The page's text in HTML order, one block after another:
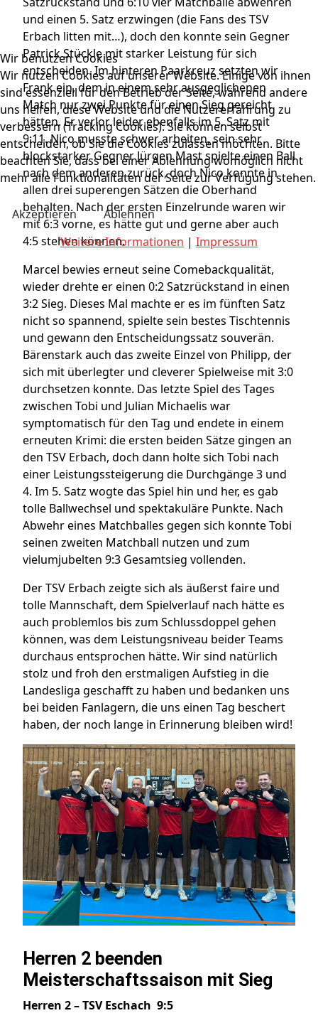
und einen 5. Satz erzwingen (die Fans des TSV
Erbach litten mit…), doch den konnte sein Gegner
Patrick Stückle mit starker Leistung für sich
entscheiden. Im hinteren Paarkreuz setzten wir
Frank ein, dem in einem sehr ausgeglichenen
Match nur zwei Punkte für einen Sieg gereicht
hätten. Er verlor leider ebenfalls im 5. Satz mit
9:11. Nico musste schwer arbeiten, sein sehr
blockstarker Gegner Jürgen Mast spielte einen Ball
nach dem anderen zurück, doch Nico konnte in
allen drei superengen Sätzen die Oberhand
behalten. Nach der ersten Einzelrunde waren wir
mit 6:3 vorne, es hätte gut und gerne aber auch
4:5 stehen können.
Marcel bewies erneut seine Comebackqualität,
wieder drehte er einen 0:2 Satzrückstand in einen
3:2 Sieg. Dieses Mal machte er es im fünften Satz
nicht so spannend, spielte sein bestes Tischtennis
und gewann den Entscheidungssatz souverän.
Bärenstark auch das zweite Einzel von Philipp, der
sich mit überlegter und cleverer Spielweise mit 3:0
durchsetzen konnte. Das letzte Spiel des Tages
zwischen Tobi und Julian Michaelis war
symptomatisch für den Tag und endete in einem
erneuten Krimi: die ersten beiden Sätze gingen an
den TSV Erbach, doch dann holte sich Tobi nach
einer Leistungssteigerung die Durchgänge 3 und
4. Im 5. Satz wogte das Spiel hin und her, es gab
tolle Ballwechsel und spektakuläre Punkte. Nach
Abwehr eines Matchballes gegen sich konnte Tobi
seinen zweiten Matchball nutzen und zum
vielumjubelten 9:3 Gesamtsieg vollenden.
Der TSV Erbach zeigte sich als äußerst faire und
tolle Mannschaft, dem Spielverlauf nach hätte es
auch problemlos bis zum Schlussdoppel gehen
können, was dem Leistungsniveau beider Teams
durchaus entsprochen hätte. Wir sind natürlich
stolz und froh den erstmaligen Aufstieg in die
Landesliga geschafft zu haben und bedanken uns
bei beiden Fanlagern, die uns einen Tag beschert
haben, der noch lange in Erinnerung bleiben wird!
Herren 2 beenden
Meisterschaftssaison mit Sieg
Herren 2 – TSV Eschach 9:5
Wir benutzen Cookies
Wir nutzen Cookies auf unserer Website. Einige von ihnen
sind essenziell für den Betrieb der Seite, während andere
uns helfen, diese Website und die Nutzererfahrung zu
verbessern (Tracking Cookies). Sie können selbst
entscheiden, ob Sie die Cookies zulassen möchten. Bitte
beachten Sie, dass bei einer Ablehnung womöglich nicht
mehr alle Funktionalitäten der Seite zur Verfügung stehen.
Akzeptieren
Ablehnen
Weitere Informationen | Impressum